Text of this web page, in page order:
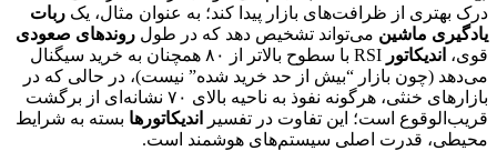
درک بهتری از ظرافت‌های بازار پیدا کند؛ به عنوان مثال، یک ربات
یادگیری ماشین می‌تواند تشخیص دهد که در طول روندهای صعودی
قوی، اندیکاتور
RSI با سطوح بالاتر از ۸۰ همچنان به خرید سیگنال
می‌دهد (چون بازار “بیش از حد خرید شده” نیست)، در حالی که در
بازارهای خنثی، هرگونه نفوذ به ناحیه بالای ۷۰ نشانه‌ای از برگشت
قریب‌الوقوع است؛ این تفاوت در تفسیر
اندیکاتورها بسته به شرایط
محیطی، قدرت اصلی سیستم‌های هوشمند است.